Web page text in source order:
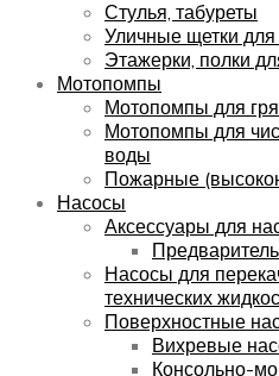
Стулья, табуреты
Уличные щетки для
Этажерки, полки
Мотопомпы
Мотопомпы для
Мотопомпы для
воды
Пожарные
Насосы
Аксессуары для
Насосы для
технических
Поверхностные
Вихревые
Консольно-